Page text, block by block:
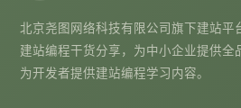
北京尧图网络科技有限公司旗下建站平
建站编程干货分享，为中小企业提供全
为开发者提供建站编程学习内容。